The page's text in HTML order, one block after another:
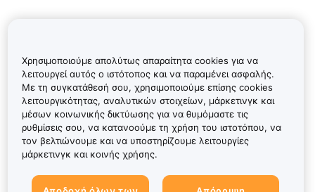
Χρησιμοποιούμε απολύτως απαραίτητα cookies για να
λειτουργεί αυτός ο ιστότοπος και να παραμένει ασφαλής.
Με τη συγκατάθεσή σου, χρησιμοποιούμε επίσης cookies
λειτουργικότητας, αναλυτικών στοιχείων, μάρκετινγκ και
μέσων κοινωνικής δικτύωσης για να θυμόμαστε τις
ρυθμίσεις σου, να κατανοούμε τη χρήση του ιστοτόπου, να
τον βελτιώνουμε και να υποστηρίζουμε λειτουργίες
μάρκετινγκ και κοινής χρήσης.